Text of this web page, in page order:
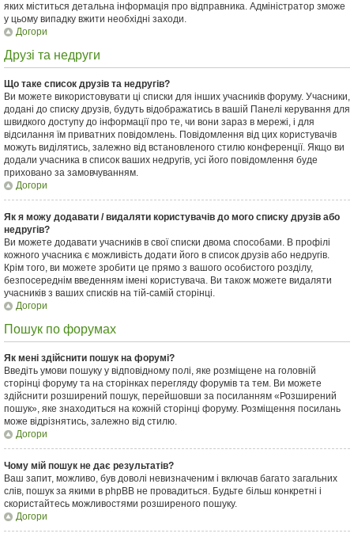
яких міститься детальна інформація про відправника. Адміністратор зможе
у цьому випадку вжити необхідні заходи.
Догори
Друзі та недруги
Що таке список друзів та недругів?
Ви можете використовувати ці списки для інших учасників форуму. Учасники,
додані до списку друзів, будуть відображатись в вашій Панелі керування для
швидкого доступу до інформації про те, чи вони зараз в мережі, і для
відсилання їм приватних повідомлень. Повідомлення від цих користувачів
можуть виділятись, залежно від встановленого стилю конференції. Якщо ви
додали учасника в список ваших недругів, усі його повідомлення буде
приховано за замовчуванням.
Догори
Як я можу додавати / видаляти користувачів до мого списку друзів або
недругів?
Ви можете додавати учасників в свої списки двома способами. В профілі
кожного учасника є можливість додати його в список друзів або недругів.
Крім того, ви можете зробити це прямо з вашого особистого розділу,
безпосереднім введенням імені користувача. Ви також можете видаляти
учасників з ваших списків на тій-самій сторінці.
Догори
Пошук по форумах
Як мені здійснити пошук на форумі?
Введіть умови пошуку у відповідному полі, яке розміщене на головній
сторінці форуму та на сторінках перегляду форумів та тем. Ви можете
здійснити розширений пошук, перейшовши за посиланням «Розширений
пошук», яке знаходиться на кожній сторінці форуму. Розміщення посилань
може відрізнятись, залежно від стилю.
Догори
Чому мій пошук не дає результатів?
Ваш запит, можливо, був доволі невизначеним і включав багато загальних
слів, пошук за якими в phpBB не провадиться. Будьте більш конкретні і
скористайтесь можливостями розширеного пошуку.
Догори